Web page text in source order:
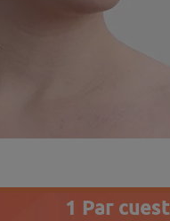
1 Par